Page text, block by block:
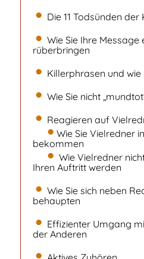
Die 11 Todsünden
Wie Sie Ihre Message
rüberbringen
Killerphrasen und
Wie Sie nicht
Reagieren auf
Wie Sie Vielredner
bekommen
Wie Vielredner
Ihren Auftritt werden
Wie Sie sich neben
behaupten
Effizienter Umgang
der Anderen